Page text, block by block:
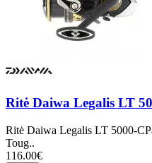
Ritė Daiwa Legalis LT
Ritė Daiwa Legalis LT 5000-
Toug..
116.00€